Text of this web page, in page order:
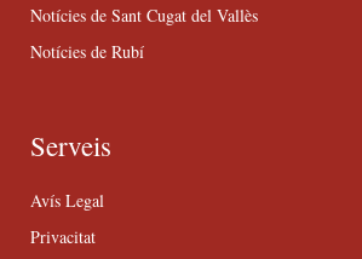
Notícies de Sant Cugat del Vallès
Notícies de Rubí
Serveis
Avís Legal
Privacitat